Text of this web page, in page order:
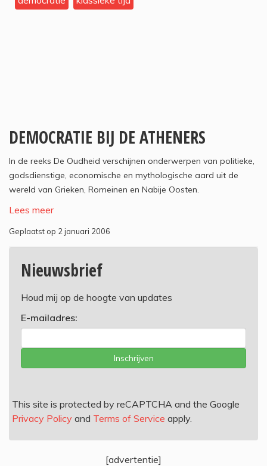
DEMOCRATIE BIJ DE ATHENERS
In de reeks De Oudheid verschijnen onderwerpen van politieke,
godsdienstige, economische en mythologische aard uit de
wereld van Grieken, Romeinen en Nabije Oosten.
Lees meer
Geplaatst op 2 januari 2006
Nieuwsbrief
Houd mij op de hoogte van updates
E-mailadres:
Inschrijven
This site is protected by reCAPTCHA and the Google
Privacy Policy and Terms of Service apply.
[advertentie]